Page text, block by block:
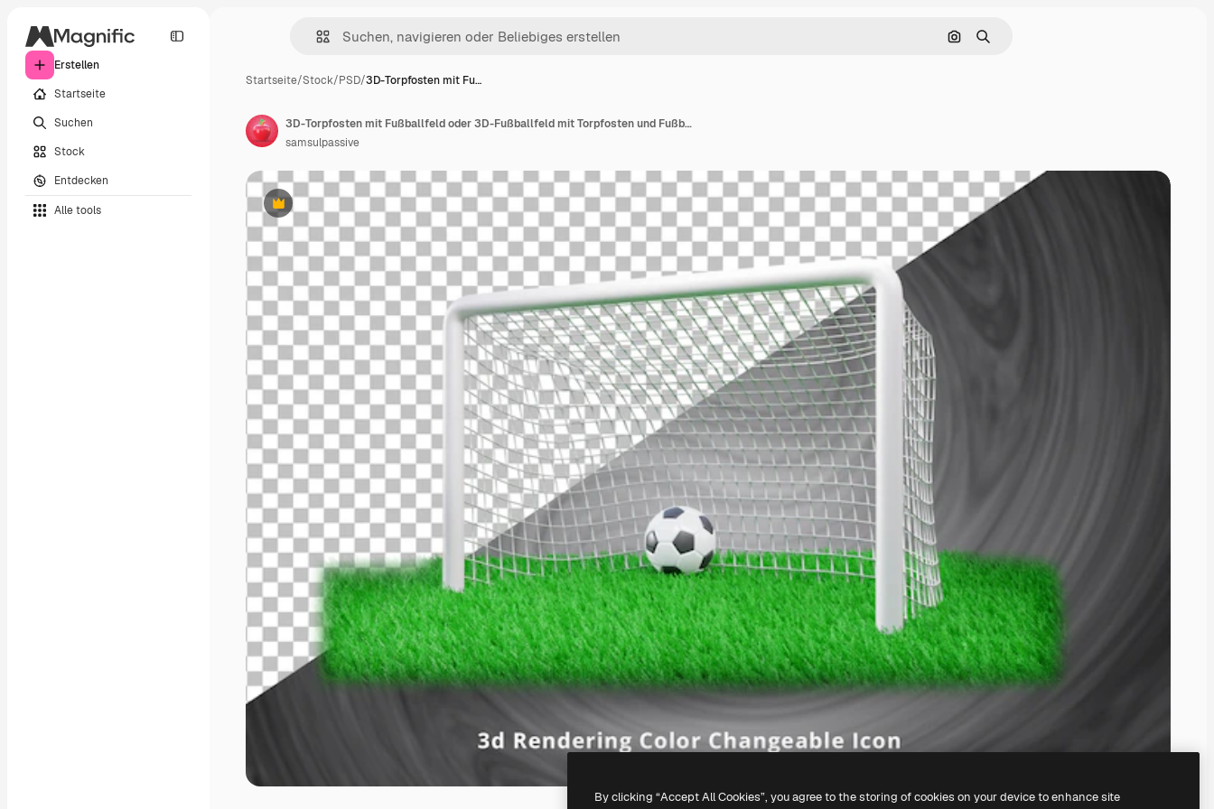
Erstellen
Startseite
Suchen
Stock
Entdecken
Alle tools
Nach Bild suchen
Suchen
Startseite/Stock/PSD/3D-Torpfosten mit Fu…
Premium
3D-Torpfosten mit Fußballfeld oder 3D-Fußballfeld mit Torpfosten und Fußball
samsulpassive
By clicking “Accept All Cookies”, you agree to the storing of cookies on your device to enhance site